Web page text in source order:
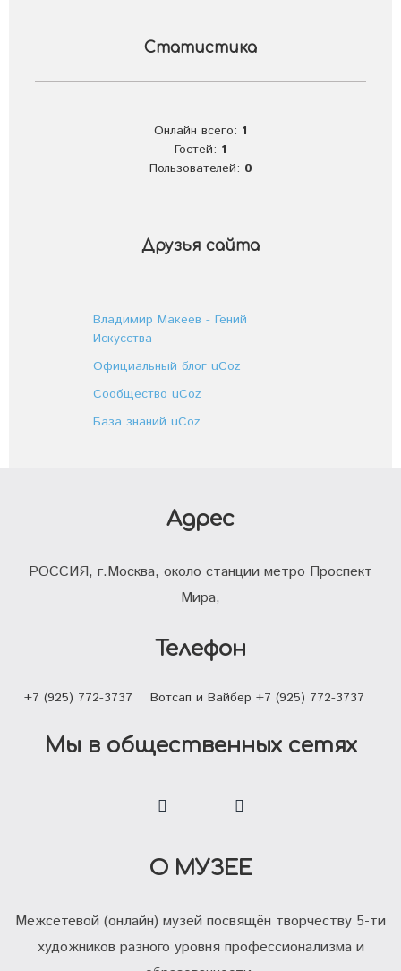
Статистика
Онлайн всего: 1
Гостей: 1
Пользователей: 0
Друзья сайта
Владимир Макеев - Гений
Искусства
Официальный блог uCoz
Сообщество uCoz
База знаний uCoz
О МУЗЕЕ
Межсетевой (онлайн) музей посвящён творчеству 5-ти
художников разного уровня профессионализма и
Адрес
РОССИЯ, г.Москва, около станции метро Проспект
Мира,
Телефон
+7 (925) 772-3737 Вотсап и Вайбер +7 (925) 772-3737
Мы в общественных сетях